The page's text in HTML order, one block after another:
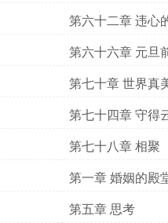
第六十二章 违心
第六十六章 元旦
第七十章 世界真
第七十四章 守得
第七十八章 相聚
第一章 婚姻的殿
第五章 思考